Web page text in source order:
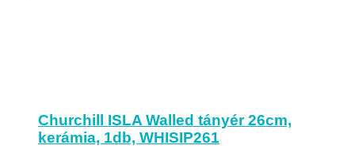
Churchill ISLA Walled tányér 26cm,
kerámia, 1db, WHISIP261